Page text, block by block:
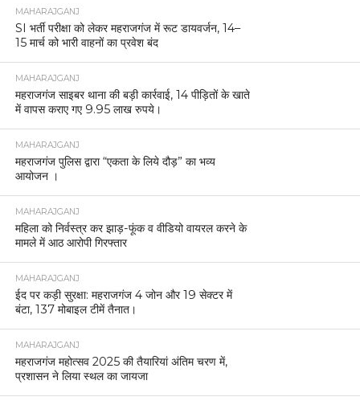
MAHARAJGANJ
SI भर्ती परीक्षा को लेकर महराजगंज में रूट डायवर्जन, 14–
15 मार्च को भारी वाहनों का प्रवेश बंद
MAHARAJGANJ
महराजगंज साइबर थाना की बड़ी कार्रवाई, 14 पीड़ितों के खाते
में वापस कराए गए 9.95 लाख रुपये।
MAHARAJGANJ
महराजगंज पुलिस द्वारा “एकता के लिये दौड़” का भव्य
आयोजन ।
MAHARAJGANJ
महिला को निर्वस्त्र कर झाड़-फूंक व वीडियो वायरल करने के
मामले में आठ आरोपी गिरफ्तार
MAHARAJGANJ
ईद पर कड़ी सुरक्षा: महराजगंज 4 जोन और 19 सेक्टर में
बंटा, 137 मोबाइल टीमें तैनात।
MAHARAJGANJ
महराजगंज महोत्सव 2025 की तैयारियां अंतिम चरण में,
प्रशासन ने लिया स्थल का जायजा